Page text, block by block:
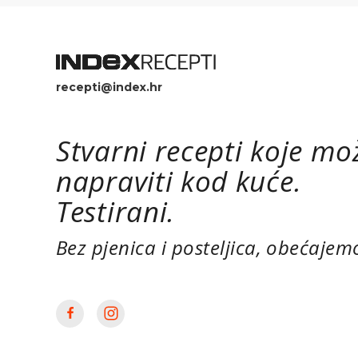
recepti@index.hr
Stvarni recepti koje
napraviti kod kuće.
Testirani.
Bez pjenica i posteljica,